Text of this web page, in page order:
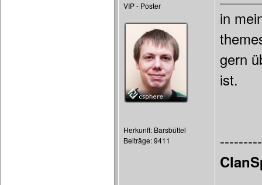
VIP - Poster
Herkunft: Barsbüttel
Beiträge: 9411
in
gern
ist.